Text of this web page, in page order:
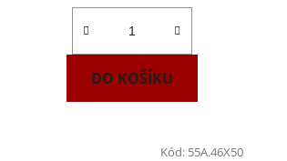
DO KOŠÍKU
Kód: 55A.46X50